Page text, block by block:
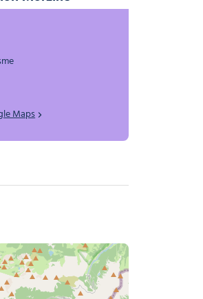
Dégustation Morzine, © Office de tourisme
Maps